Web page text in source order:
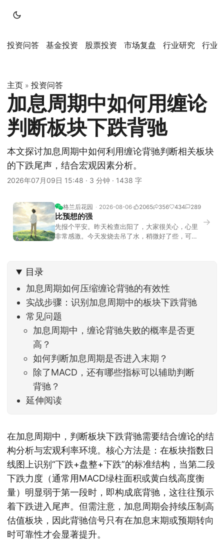
投资问答 基金投资 股票投资 市场复盘 行业研究 行业
主页 » 投资问答
加息周期中如何用缠论
判断板块下跌背驰
本文探讨加息周期中如何利用缠论背驰判断相关板块
的下跌尾声，结合宏观因素分析。
2026年07月09日 15:48 · 3 分钟 · 1438 字
格兰后花园 2026-08-06 2065 356 434 289
比预想的强
先报个平安。昨天检查出阳了，大家很关心，心里
非常感激。今天发烧去吊了水，稍微好了些，可没
去相差不大，但细看下来，跌幅超过3%的只有不到
→
目录
加息周期如何压缩缠论背驰的有效性
实战步骤：识别加息周期中的板块下跌背驰
常见问题
加息周期中，缠论背驰失败的概率是否更
高？
如何判断加息周期是否进入末期？
除了MACD，还有哪些指标可以辅助判断
背驰？
延伸阅读
在加息周期中，判断板块下跌背驰需要结合缠论的结
构分析与宏观利率环境。核心方法是：在板块指数日
线图上识别“下跌+盘整+下跌”的标准结构，当第二段
下跌力度（通常用MACD绿柱面积或黄白线高度衡
量）明显弱于第一段时，即构成底背驰，这往往预示
着下跌进入尾声。但需注意，加息周期会持续压制高
估值板块，因此背驰信号只有在加息末期或预期转向
时可靠性才会显著提升。